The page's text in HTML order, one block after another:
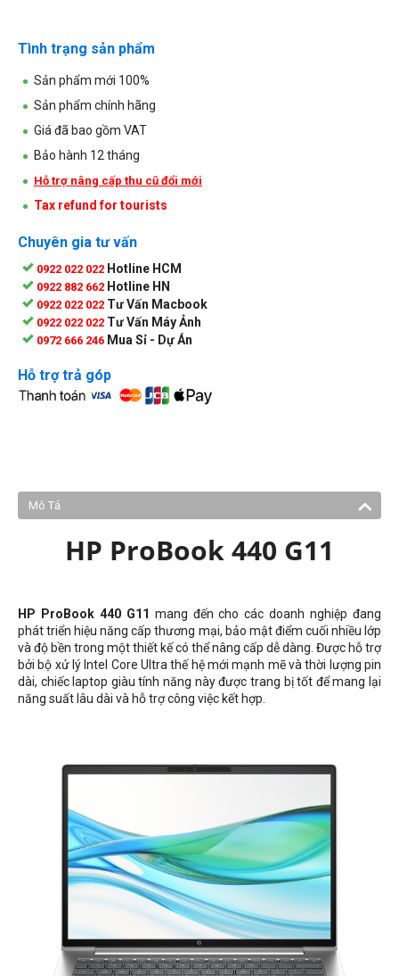
Tình trạng sản phẩm
Sản phẩm mới 100%
Sản phẩm chính hãng
Giá đã bao gồm VAT
Bảo hành 12 tháng
Hỗ trợ nâng cấp thu cũ đổi mới
Tax refund for tourists
Chuyên gia tư vấn
0922 022 022 Hotline HCM
0922 882 662 Hotline HN
0922 022 022 Tư Vấn Macbook
0922 022 022 Tư Vấn Máy Ảnh
0972 666 246 Mua Sỉ - Dự Án
Hỗ trợ trả góp
Mô Tả
HP ProBook 440 G11
HP ProBook 440 G11 mang đến cho các doanh nghiệp đang
phát triển hiệu năng cấp thương mại, bảo mật điểm cuối nhiều lớp
và độ bền trong một thiết kế có thể nâng cấp dễ dàng. Được hỗ trợ
bởi bộ xử lý Intel Core Ultra thế hệ mới mạnh mẽ và thời lượng pin
dài, chiếc laptop giàu tính năng này được trang bị tốt để mang lại
năng suất lâu dài và hỗ trợ công việc kết hợp.